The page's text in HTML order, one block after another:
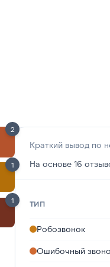
2
1
1
Краткий вывод по
На основе 16
ТИП
Робозвонок
Ошибочный